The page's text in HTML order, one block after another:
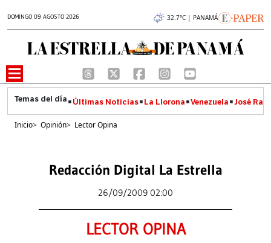
DOMINGO 09 AGOSTO 2026 32.7°C | PANAMÁ
Últimas Noticias La Llorona Venezuela José
Inicio> Opinión> Lector Opina
Redacción Digital La Estrella
26/09/2009 02:00
LECTOR OPINA